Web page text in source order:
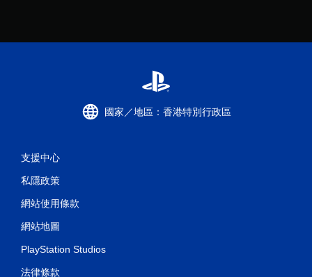
國家／地區：香港特別行政區
支援中心
私隱政策
網站使用條款
網站地圖
PlayStation Studios
法律條款